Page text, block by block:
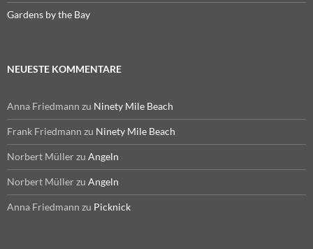
Gardens by the Bay
NEUESTE KOMMENTARE
Anna Friedmann zu Ninety Mile Beach
Frank Friedmann zu Ninety Mile Beach
Norbert Müller zu Angeln
Norbert Müller zu Angeln
Anna Friedmann zu Picknick